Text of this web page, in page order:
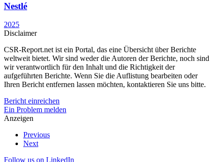
Nestlé
2025
Disclaimer
CSR-Report.net ist ein Portal, das eine Übersicht über Berichte
weltweit bietet. Wir sind weder die Autoren der Berichte, noch sind
wir verantwortlich für den Inhalt und die Richtigkeit der
aufgeführten Berichte. Wenn Sie die Auflistung bearbeiten oder
Ihren Bericht entfernen lassen möchten, kontaktieren Sie uns bitte.
Bericht einreichen
Ein Problem melden
Anzeigen
Previous
Next
Follow us on LinkedIn